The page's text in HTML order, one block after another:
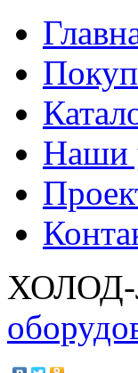
Наши